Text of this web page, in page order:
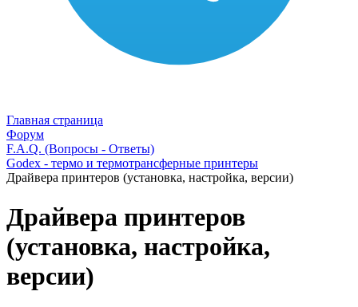
Главная страница
Форум
F.A.Q. (Вопросы - Ответы)
Godex - термо и термотрансферные принтеры
Драйвера принтеров (установка, настройка, версии)
Драйвера принтеров
(установка, настройка,
версии)